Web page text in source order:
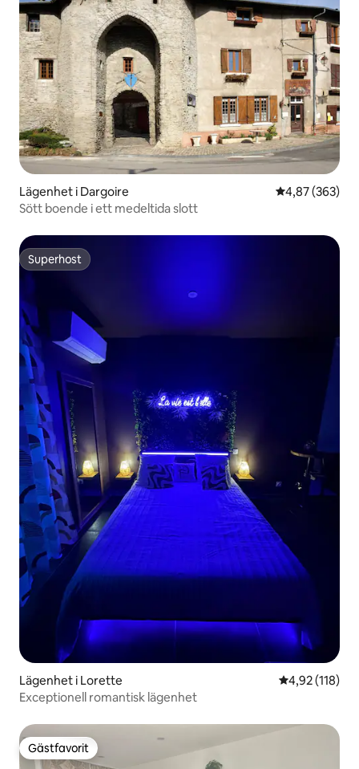
Lägenhet i Dargoire 4,87 av 5 i
4,87 (363)
Sött boende i ett medeltida slott
Superhost
Superhost
Lägenhet i Lorette 4,92 av 5 i
4,92 (118)
Exceptionell romantisk lägenhet
Gästfavorit
Gästfavorit